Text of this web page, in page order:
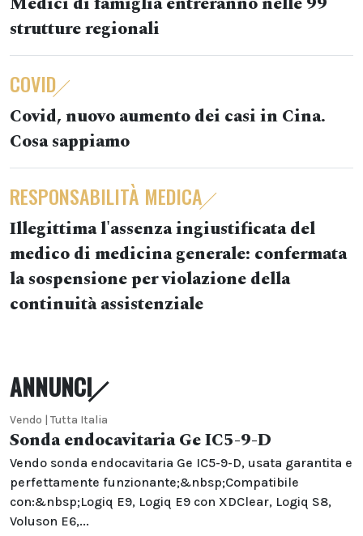
strutture regionali
COVID
Covid, nuovo aumento dei casi in Cina.
Cosa sappiamo
RESPONSABILITÀ MEDICA
Illegittima l'assenza ingiustificata del
medico di medicina generale: confermata
la sospensione per violazione della
continuità assistenziale
ANNUNCI
Vendo | Tutta Italia
Sonda endocavitaria Ge IC5-9-D
Vendo sonda endocavitaria Ge IC5-9-D, usata garantita e
perfettamente funzionante;&nbsp;Compatibile
con:&nbsp;Logiq E9, Logiq E9 con XDClear, Logiq S8,
Voluson E6,...